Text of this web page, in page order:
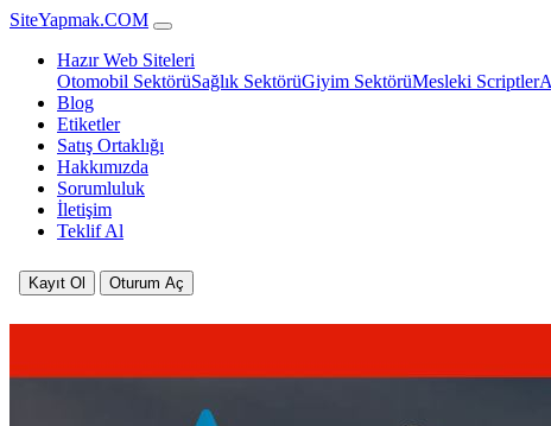
SiteYapmak.COM
Hazır Web Siteleri
Otomobil SektörüSağlık SektörüGiyim SektörüMesleki Scriptler
Blog
Etiketler
Satış Ortaklığı
Hakkımızda
Sorumluluk
İletişim
Teklif Al
Kayıt Ol Oturum Aç